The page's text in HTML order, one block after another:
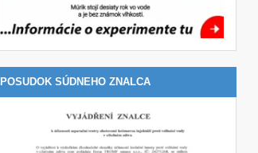
POSUDOK SÚDNEHO ZNALCA